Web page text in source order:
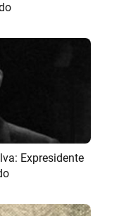
Expresidente